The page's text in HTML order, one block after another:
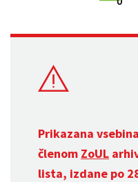
Prikazana
členom ZoUL
lista, izdane po